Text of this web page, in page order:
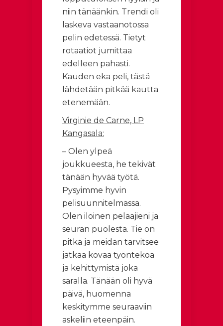
niin tänäänkin. Trendi oli
laskeva vastaanotossa
pelin edetessä. Tietyt
rotaatiot jumittaa
edelleen pahasti.
Kauden eka peli, tästä
lähdetään pitkää kautta
etenemään.
Virginie de Carne, LP
Kangasala:
– Olen ylpeä
joukkueesta, he tekivät
tänään hyvää työtä.
Pysyimme hyvin
pelisuunnitelmassa.
Olen iloinen pelaajieni ja
seuran puolesta. Tie on
pitkä ja meidän tarvitsee
jatkaa kovaa työntekoa
ja kehittymistä joka
saralla. Tänään oli hyvä
päivä, huomenna
keskitymme seuraaviin
askeliin eteenpäin.